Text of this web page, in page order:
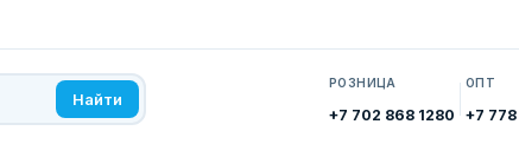
Найти
РОЗНИЦА
+7 702 868 1280
ОПТ
+7 778